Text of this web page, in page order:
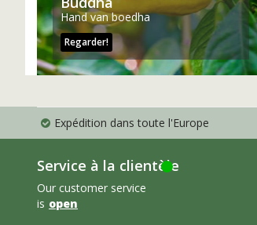
Hand van boedha
Regarder!
Expédition dans toute l'Europe
Service à la clientèle
Our customer service
is open